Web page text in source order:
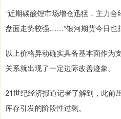
“近期碳酸锂市场增仓迅猛，主力合
盘面走势较强……”银河期货今日也
以上价格异动确实具备基本面作为
关系就出现了一定边际改善迹象。
21世纪经济报道记者了解到，此前
库存引发的阶段性过剩。